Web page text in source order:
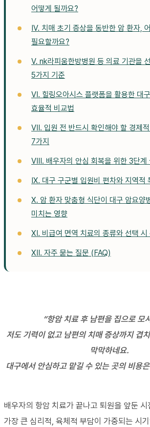
어떻게 될까요?
IV. 치매 초기 증상을 동반한 암 환자,
필요할까요?
V. nk라피움한방병원 등 의료 기관을
5가지 기준
VI. 힐링오아시스 플랫폼을 활용한 대
효율적 비교법
VII. 입원 전 반드시 확인해야 할 경제
7가지
VIII. 배우자의 안심 회복을 위한 3단계
IX. 대구 구군별 입원비 편차와 지역적
X. 암 환자 맞춤형 식단이 대구 암요양
미치는 영향
XI. 비급여 면역 치료의 종류와 선택 시
XII. 자주 묻는 질문 (FAQ)
“항암 치료 후 남편을 집으로 모
저도 기력이 없고 남편의 치매 증상까지 겹
막막하네요.
대구에서 안심하고 맡길 수 있는 곳의 비용
배우자의 항암 치료가 끝나고 퇴원을 앞둔 시
가장 큰 심리적, 육체적 부담이 가중되는 시